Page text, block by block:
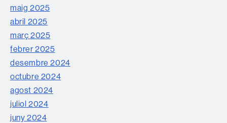
maig 2025
abril 2025
març 2025
febrer 2025
desembre 2024
octubre 2024
agost 2024
juliol 2024
juny 2024